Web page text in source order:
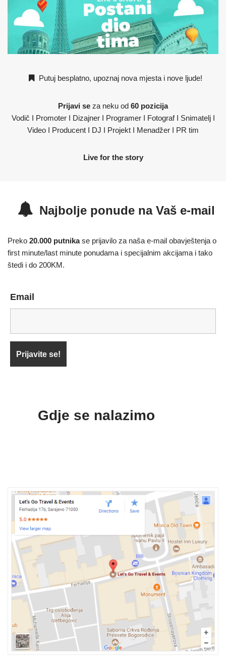
Putuj besplatno, upoznaj nova mjesta i nove ljude!
Prijavi se za neku od 60 pozicija
Vodič I Promoter I Dizajner I Programer I Fotograf I Snimatelj I
Video I Producent I DJ I Projekt I Menadžer I PR tim
Live for the story
Najbolje ponude na Vaš e-mail
Preko 20.000 putnikase prijavilo za naša e-mail obavještenja o
first minute/last minute ponudama i specijalnim akcijama i tako
štedi i do 200KM.
Email
Gdje se nalazimo